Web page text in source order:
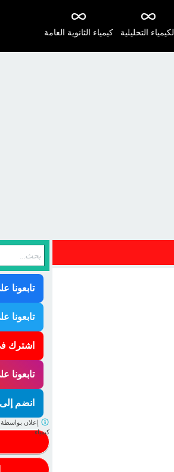
كيمياء الثانوية العامة الكيمياء التحليلية
تابعونا
تابعونا
اشترك
تابعونا
انضم إلى
إعلان بواسطة
كيمياء